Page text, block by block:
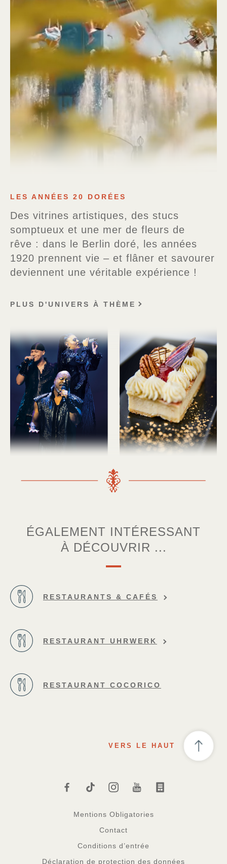
LES ANNÉES 20 DORÉES
Des vitrines artistiques, des stucs
somptueux et une mer de fleurs de
rêve : dans le Berlin doré, les années
1920 prennent vie – et flâner et savourer
deviennent une véritable expérience !
PLUS D'UNIVERS À THÈME
ÉGALEMENT INTÉRESSANT
À DÉCOUVRIR ...
RESTAURANTS & CAFÉS
RESTAURANT UHRWERK
RESTAURANT COCORICO
VERS LE HAUT
Mentions Obligatories
Contact
Conditions d’entrée
Déclaration de protection des données